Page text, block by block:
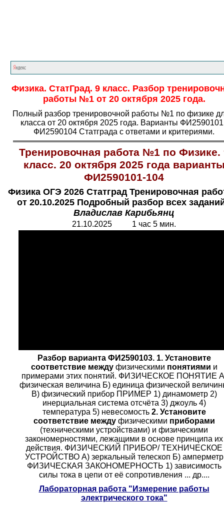
Физика. СтатГрад. 9 класс. Разбор
работы №1 от 20 октября 2025 года.
Полный разбор тренировочной работы №1 по физике
класса от 20 октября 2025 года. Варианты
ФИ2590104 Статграда с ответами и критериями.
Тренировочная работа №1 по Физике.
класс. 20 октября 2025 года
ФИ2590101-104
Физика ОГЭ 2026 Статград Тренировочная
от 20.10.2025 Подробный разбор всех
Владислав Карибьянц
21.10.2025 1 час 5 мин.
Разбор варианта ФИ2590103. 1. Установите
соответствие междуфизическими понятиями и
примерами этих понятий. ФИЗИЧЕСКОЕ ПОНЯТИЕ
физическая величина Б) единица физической
B) физический прибор ПРИМЕР 1) динамометр 2)
инерциальная система отсчёта 3) джоуль 4)
температура 5) невесомость 2. Установите
соответствие междуфизическими приборами
(техническими устройствами) и физическими
закономерностями, лежащими в основе принципа их
действия. ФИЗИЧЕСКИЙ ПРИБОР/ ТЕХНИЧЕСКОЕ
УСТРОЙСТВО А) зеркальный телескоп Б) амперметр
ФИЗИЧЕСКАЯ ЗАКОНОМЕРНОСТЬ 1) зависимость
силы тока в цепи от её сопротивления ... др....
Лабораторная работа "Измерение работы
электрического тока"